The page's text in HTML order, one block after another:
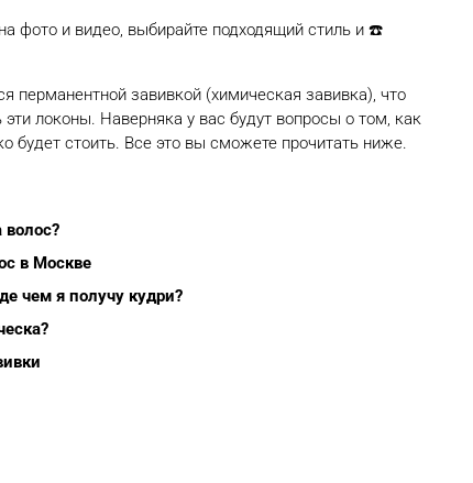
фото и видео, выбирайте подходящий стиль и ☎️
перманентной завивкой (химическая завивка), что
эти локоны. Наверняка у вас будут вопросы о том, как
будет стоить. Все это вы сможете прочитать ниже.
в Москве
чем я получу кудри?